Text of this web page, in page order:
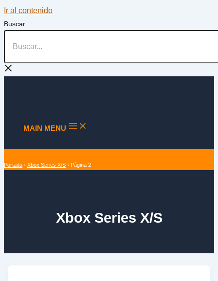
Ir al contenido
Buscar...
MAIN MENU
Portada › Xbox Series X/S › Página 2
Xbox Series X/S